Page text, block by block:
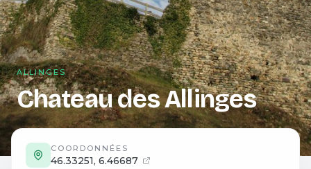
ALLINGES
Chateau des Allinges
COORDONNÉES
46.33251, 6.46687